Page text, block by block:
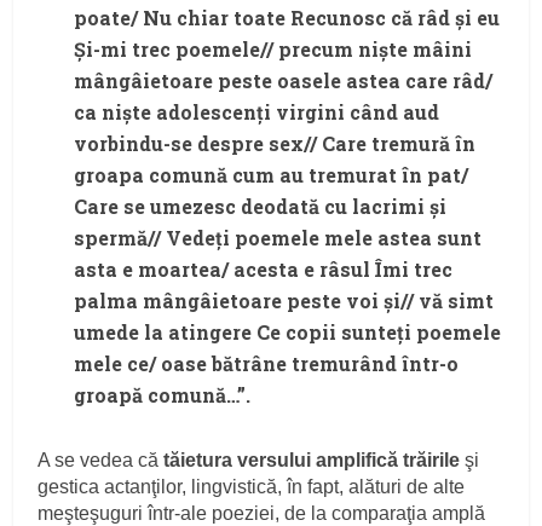
poate/ Nu chiar toate Recunosc că râd şi eu
Şi-mi trec poemele// precum nişte mâini
mângâietoare peste oasele astea care râd/
ca nişte adolescenţi virgini când aud
vorbindu-se despre sex// Care tremură în
groapa comună cum au tremurat în pat/
Care se umezesc deodată cu lacrimi şi
spermă// Vedeţi poemele mele astea sunt
asta e moartea/ acesta e râsul Îmi trec
palma mângâietoare peste voi şi// vă simt
umede la atingere Ce copii sunteţi poemele
mele ce/ oase bătrâne tremurând într-o
groapă comună…”.
A se vedea cătăietura versului amplifică trăirile şi
gestica actanţilor, lingvistică, în fapt, alături de alte
meşteşuguri într-ale poeziei, de la comparaţia amplă